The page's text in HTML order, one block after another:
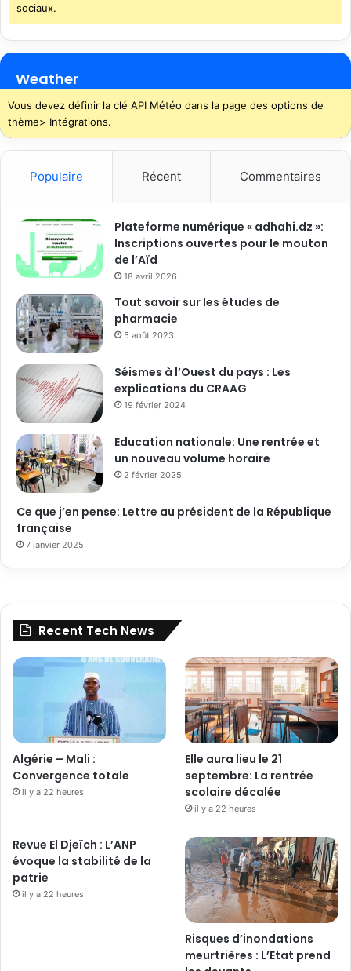
sociaux.
Weather
Vous devez définir la clé API Météo dans la page des options de
thème> Intégrations.
Populaire Récent Commentaires
Plateforme numérique « adhahi.dz »:
Inscriptions ouvertes pour le mouton
de l’Aïd
18 avril 2026
Tout savoir sur les études de
pharmacie
5 août 2023
Séismes à l’Ouest du pays : Les
explications du CRAAG
19 février 2024
Education nationale: Une rentrée et
un nouveau volume horaire
2 février 2025
Ce que j’en pense: Lettre au président de la République
française
7 janvier 2025
Recent Tech News
Algérie – Mali :
Convergence totale
il y a 22 heures
Elle aura lieu le 21
septembre: La rentrée
scolaire décalée
il y a 22 heures
Revue El Djeïch : L’ANP
évoque la stabilité de la
patrie
il y a 22 heures
Risques d’inondations
meurtrières : L’Etat prend